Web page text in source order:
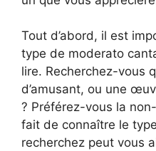
Tout d’abord, il est
type de moderato
lire. Recherchez-vous
d’amusant, ou une
? Préférez-vous la
fait de connaître le
recherchez peut vous